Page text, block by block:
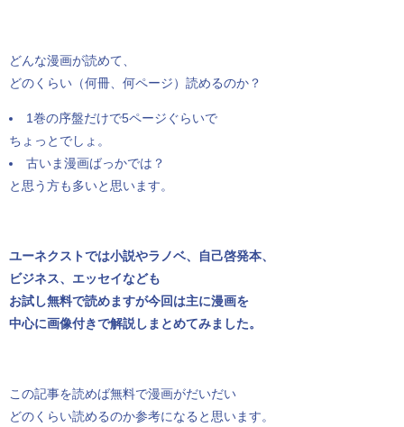
どんな漫画が読めて、
どのくらい（何冊、何ページ）読めるのか？
1巻の序盤だけで5ページぐらいで
ちょっとでしょ。
古いま漫画ばっかでは？
と思う方も多いと思います。
ユーネクストでは小説やラノベ、自己啓発本、
ビジネス、エッセイなども
お試し無料で読めますが今回は主に漫画を
中心に画像付きで解説しまとめてみました。
この記事を読めば無料で漫画がだいだい
どのくらい読めるのか参考になると思います。